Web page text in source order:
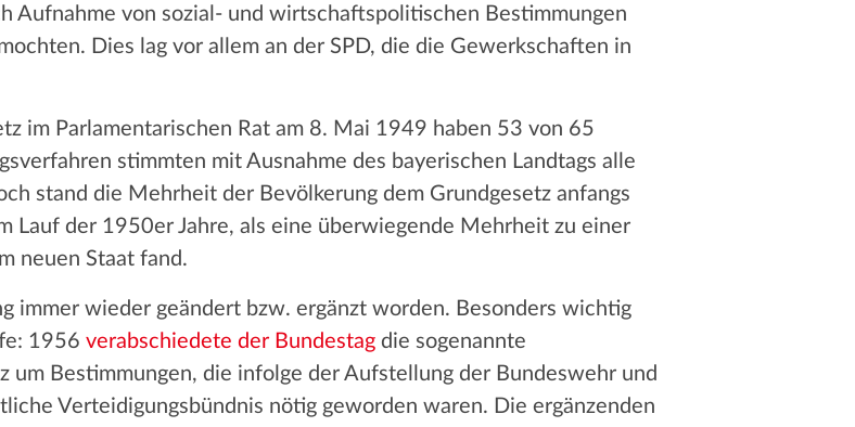
Aufnahme von sozial- und wirtschaftspolitischen Bestimmungen
Dies lag vor allem an der SPD, die die Gewerkschaften in
im Parlamentarischen Rat am 8. Mai 1949 haben 53 von 65
stimmten mit Ausnahme des bayerischen Landtags alle
stand die Mehrheit der Bevölkerung dem Grundgesetz anfangs
Lauf der 1950er Jahre, als eine überwiegende Mehrheit zu einer
neuen Staat fand.
immer wieder geändert bzw. ergänzt worden. Besonders wichtig
1956 verabschiedete der Bundestagdie sogenannte
um Bestimmungen, die infolge der Aufstellung der Bundeswehr und
Verteidigungsbündnis nötig geworden waren. Die ergänzenden